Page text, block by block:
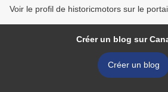
Voir le profil de historicmotors sur le
Créer un blog sur
Créer un blog